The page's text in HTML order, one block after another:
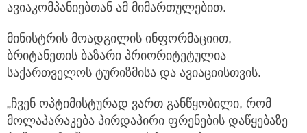
ავიაკომპანიებთან ამ მიმართულებით.
მინისტრის მოადგილის ინფორმაციით,
ბრიტანეთის ბაზარი პრიორიტეტულია
საქართველოს ტურიზმისა და ავიაციისთვის.
„ჩვენ ოპტიმისტურად ვართ განწყობილი, რომ
მოლაპარაკება პირდაპირი ფრენების დაწყებაზე